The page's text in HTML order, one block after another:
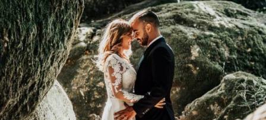
WEDDING
PHOTOGRAPHY